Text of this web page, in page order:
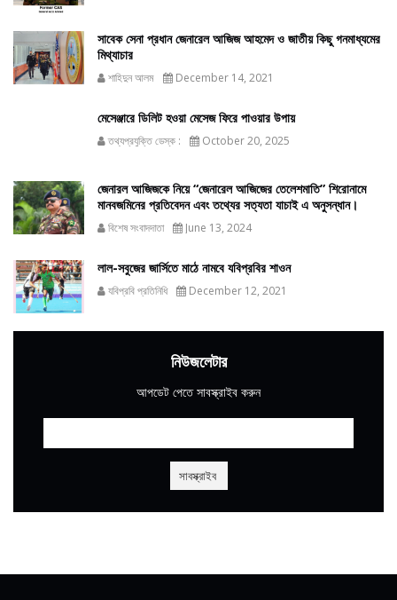
সাবেক সেনা প্রধান জেনারেল আজিজ আহমেদ ও জাতীয় কিছু গনমাধ্যমের
মিথ্যাচার
শাহিদুন আলম December 14, 2021
মেসেঞ্জারে ডিলিট হওয়া মেসেজ ফিরে পাওয়ার উপায়
তথ্যপ্রযুক্তি ডেস্ক : October 20, 2025
জেনারল আজিজকে নিয়ে “জেনারেল আজিজের তেলেশমাতি” শিরোনামে
মানবজমিনের প্রতিবেদন এবং তথ্যের সত্যতা যাচাই এ অনুসন্ধান।
বিশেষ সংবাদদাতা June 13, 2024
লাল-সবুজের জার্সিতে মাঠে নামবে যবিপ্রবির শাওন
যবিপ্রবি প্রতিনিধি December 12, 2021
নিউজলেটার
আপডেট পেতে সাবস্ক্রাইব করুন